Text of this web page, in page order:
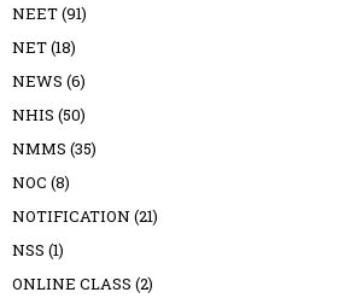
NEET(91)
NET(18)
NEWS (6)
NHIS (50)
NMMS (35)
NOC (8)
NOTIFICATION (21)
NSS (1)
ONLINE CLASS (2)